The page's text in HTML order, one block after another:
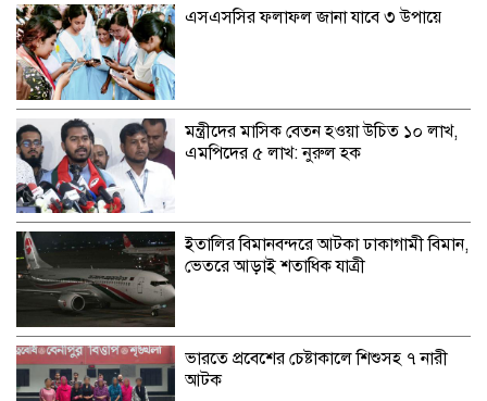
এসএসসির ফলাফল জানা যাবে ৩ উপায়ে
মন্ত্রীদের মাসিক বেতন হওয়া উচিত ১০ লাখ,
এমপিদের ৫ লাখ: নুরুল হক
ইতালির বিমানবন্দরে আটকা ঢাকাগামী বিমান,
ভেতরে আড়াই শতাধিক যাত্রী
ভারতে প্রবেশের চেষ্টাকালে শিশুসহ ৭ নারী
আটক